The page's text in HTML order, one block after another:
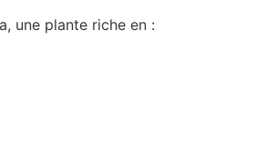
une plante riche en :